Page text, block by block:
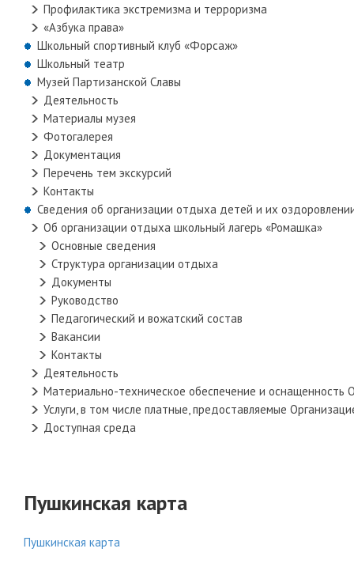
Профилактика экстремизма и терроризма
«Азбука права»
Школьный спортивный клуб «Форсаж»
Школьный театр
Музей Партизанской Славы
Деятельность
Материалы музея
Фотогалерея
Документация
Перечень тем экскурсий
Контакты
Сведения об организации отдыха детей и их
Об организации отдыха школьный лагерь «Ромашка»
Основные сведения
Структура организации отдыха
Документы
Руководство
Педагогический и вожатский состав
Вакансии
Контакты
Деятельность
Материально-техническое обеспечение и оснащенность
Услуги, в том числе платные, предоставляемые
Доступная среда
Пушкинская карта
Пушкинская карта